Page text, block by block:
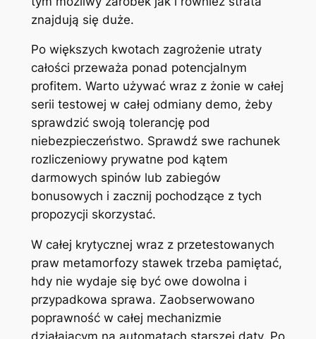
znajdują się duże.
Po większych kwotach zagrożenie utraty
całości przeważa ponad potencjalnym
profitem. Warto używać wraz z żonie w całej
serii testowej w całej odmiany demo, żeby
sprawdzić swoją tolerancję pod
niebezpieczeństwo. Sprawdź swe rachunek
rozliczeniowy prywatne pod kątem
darmowych spinów lub zabiegów
bonusowych i zacznij pochodzące z tych
propozycji skorzystać.
W całej krytycznej wraz z przetestowanych
praw metamorfozy stawek trzeba pamiętać,
hdy nie wydaje się być owe dowolna i
przypadkowa sprawa. Zaobserwowano
poprawność w całej mechanizmie